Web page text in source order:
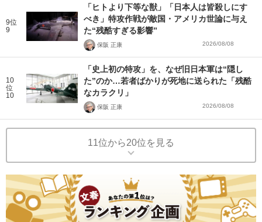
9位
9
「ヒトより下等な獣」「日本人は皆殺しにす
べき」特攻作戦が敵国・アメリカ世論に与え
た“残酷すぎる影響”
保阪 正康 2026/08/08
10
位
10
「史上初の特攻」を、なぜ旧日本軍は“隠し
た”のか…若者ばかりが死地に送られた「残酷
なカラクリ」
保阪 正康 2026/08/08
11位から20位を見る